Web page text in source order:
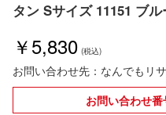
タン Sサイズ 11151 ブ
￥5,830
お問い合わせ先：なんでもリ
お問い合わせ